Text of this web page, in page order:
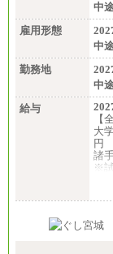
※
※試
中
【
◆正
月
～
・
（
・
◆
〈
・
中
雇用形態
中
勤務地
中
給与
【
大
円
諸
※
月
ま